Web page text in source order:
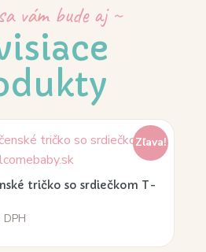
vám bude aj ~
Zľava!
tričko so srdiečkom T-
DPH